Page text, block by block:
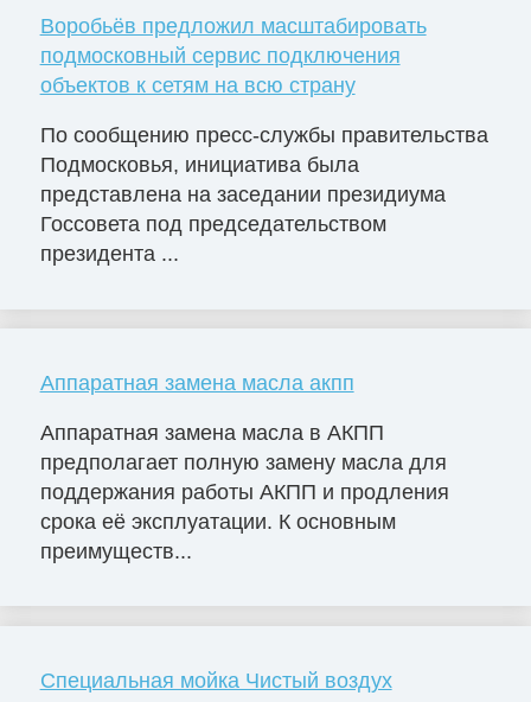
Воробьёв предложил масштабировать
подмосковный сервис подключения
объектов к сетям на всю страну
По сообщению пресс-службы правительства
Подмосковья, инициатива была
представлена на заседании президиума
Госсовета под председательством
президента ...
Аппаратная замена масла акпп
Аппаратная замена масла в АКПП
предполагает полную замену масла для
поддержания работы АКПП и продления
срока её эксплуатации. К основным
преимуществ...
Специальная мойка Чистый воздух